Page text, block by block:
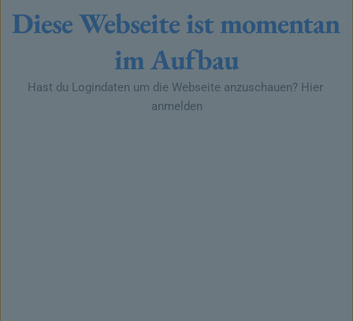
Diese Webseite ist momentan
im Aufbau
Hast du Logindaten um die Webseite anzuschauen? Hier
anmelden